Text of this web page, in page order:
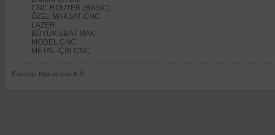
CNC ROUTER (BASIC)
ÖZEL MAKSAT CNC
LAZER
BÜYÜK EBAT MAK.
MODEL CNC
METAL İÇİN CNC
Eurocnc Mekatronik A.S.